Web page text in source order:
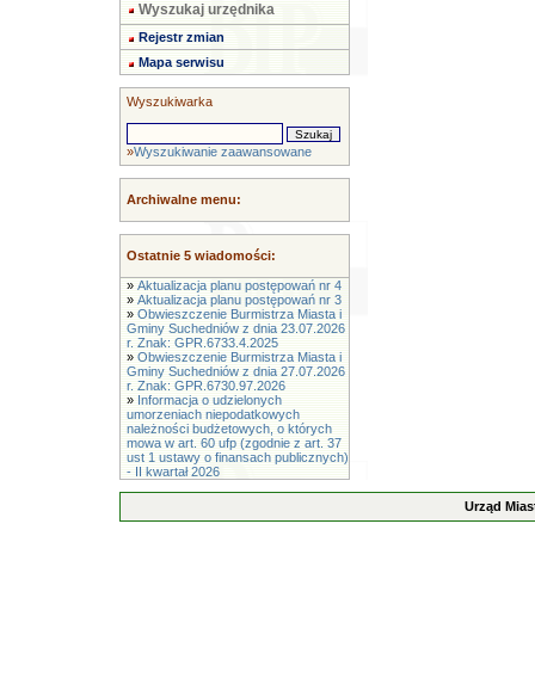
Wyszukaj urzędnika
Rejestr zmian
Mapa serwisu
Wyszukiwarka
»Wyszukiwanie zaawansowane
Archiwalne menu:
Ostatnie 5 wiadomości:
» Aktualizacja planu postępowań nr 4
» Aktualizacja planu postępowań nr 3
» Obwieszczenie Burmistrza Miasta i
Gminy Suchedniów z dnia 23.07.2026
r. Znak: GPR.6733.4.2025
» Obwieszczenie Burmistrza Miasta i
Gminy Suchedniów z dnia 27.07.2026
r. Znak: GPR.6730.97.2026
» Informacja o udzielonych
umorzeniach niepodatkowych
należności budżetowych, o których
mowa w art. 60 ufp (zgodnie z art. 37
ust 1 ustawy o finansach publicznych)
- II kwartał 2026
Urząd